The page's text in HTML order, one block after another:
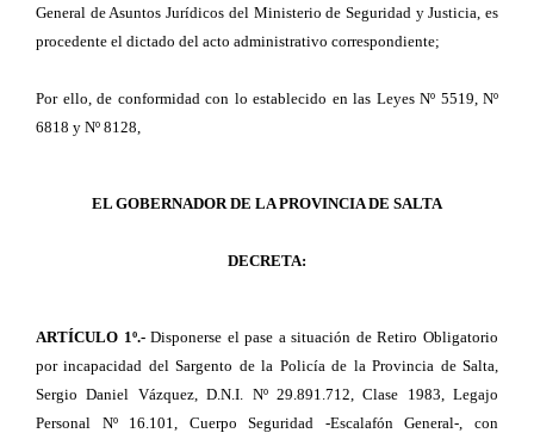
General de Asuntos Jurídicos del Ministerio de Seguridad y Justicia, es
procedente el dictado del acto administrativo correspondiente;
Por ello, de conformidad con lo establecido en las Leyes Nº 5519, Nº
6818 y Nº 8128,
EL GOBERNADOR DE LA PROVINCIA DE SALTA
DECRETA:
ARTÍCULO 1º.-Disponerse el pase a situación de Retiro Obligatorio
por incapacidad del Sargento de la Policía de la Provincia de Salta,
Sergio Daniel Vázquez, D.N.I. Nº 29.891.712, Clase 1983, Legajo
Personal Nº 16.101, Cuerpo Seguridad -Escalafón General-, con